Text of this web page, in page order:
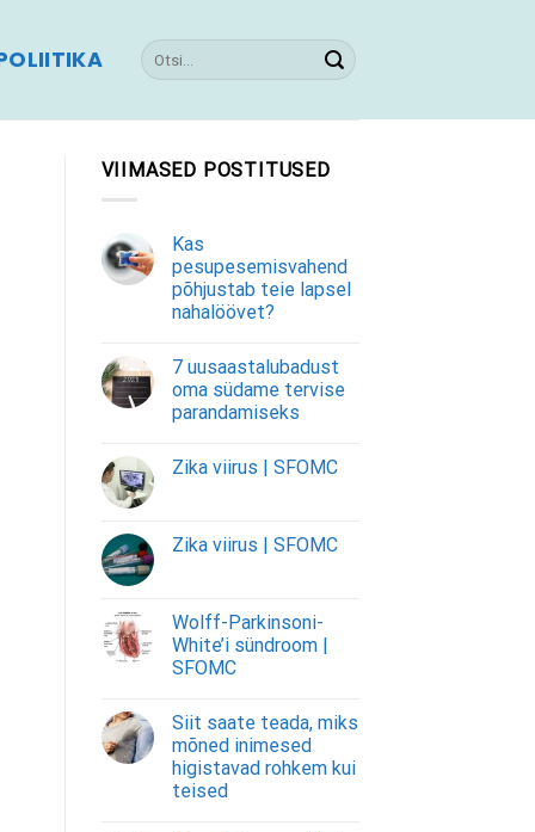
VIIMASED POSTITUSED
Kas
pesupesemisvahend
põhjustab teie lapsel
nahalöövet?
7 uusaastalubadust
oma südame tervise
parandamiseks
Zika viirus | SFOMC
Zika viirus | SFOMC
Wolff-Parkinsoni-
White’i sündroom |
SFOMC
Siit saate teada, miks
mõned inimesed
higistavad rohkem kui
teised